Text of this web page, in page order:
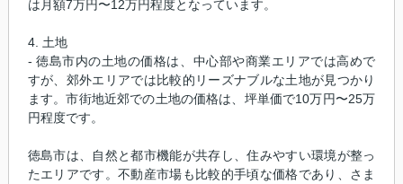
は月額7万円〜12万円程度となっています。
4. 土地
- 徳島市内の土地の価格は、中心部や商業エリアでは高めで
すが、郊外エリアでは比較的リーズナブルな土地が見つかり
ます。市街地近郊での土地の価格は、坪単価で10万円〜25万
円程度です。
徳島市は、自然と都市機能が共存し、住みやすい環境が整っ
たエリアです。不動産市場も比較的手頃な価格であり、さま